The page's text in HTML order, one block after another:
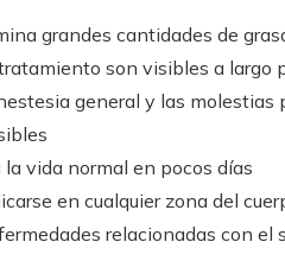
grandes cantidades de
son visibles a largo
general y las molestias
vida normal en pocos días
en cualquier zona del
relacionadas con